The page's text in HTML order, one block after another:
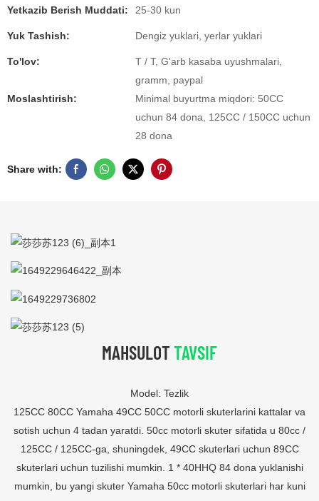
Yetkazib Berish Muddati: 25-30 kun
Yuk Tashish: Dengiz yuklari, yerlar yuklari
To'lov:
T / T, G'arb kasaba uyushmalari,
gramm, paypal
Moslashtirish:
Minimal buyurtma miqdori: 50CC
uchun 84 dona, 125CC / 150CC uchun
28 dona
Share with:
MAHSULOTTAVSIF
Model: Tezlik
125CC 80CC Yamaha 49CC 50CC motorli skuterlarini kattalar va
sotish uchun 4 tadan yaratdi. 50cc motorli skuter sifatida u 80cc /
125CC / 125CC-ga, shuningdek, 49CC skuterlari uchun 89CC
skuterlari uchun tuzilishi mumkin. 1 * 40HHQ 84 dona yuklanishi
mumkin, bu yangi skuter Yamaha 50cc motorli skuterlari har kuni